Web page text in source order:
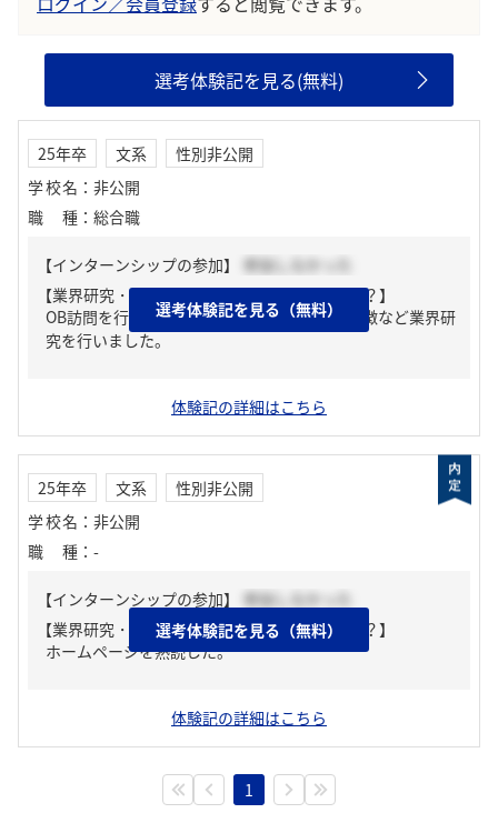
選考体験記を見る(無料)
25年卒 文系
性別非公開
学校名 ： 非公開
職種 ： 総合職
【インターンシップの参加】
参加しなかった
【業界研究・企業研究はどんな風にしましたか？】
OB訪問を行い、業務内容や扱っている薬の特徴など業界研
究を行いました。
選考体験記を見る（無料）
体験記の詳細はこちら
25年卒 文系
性別非公開
学校名 ： 非公開
職種 ： -
【インターンシップの参加】
参加しなかった
【業界研究・企業研究はどんな風にしましたか？】
ホームページを熟読した。
選考体験記を見る（無料）
体験記の詳細はこちら
1